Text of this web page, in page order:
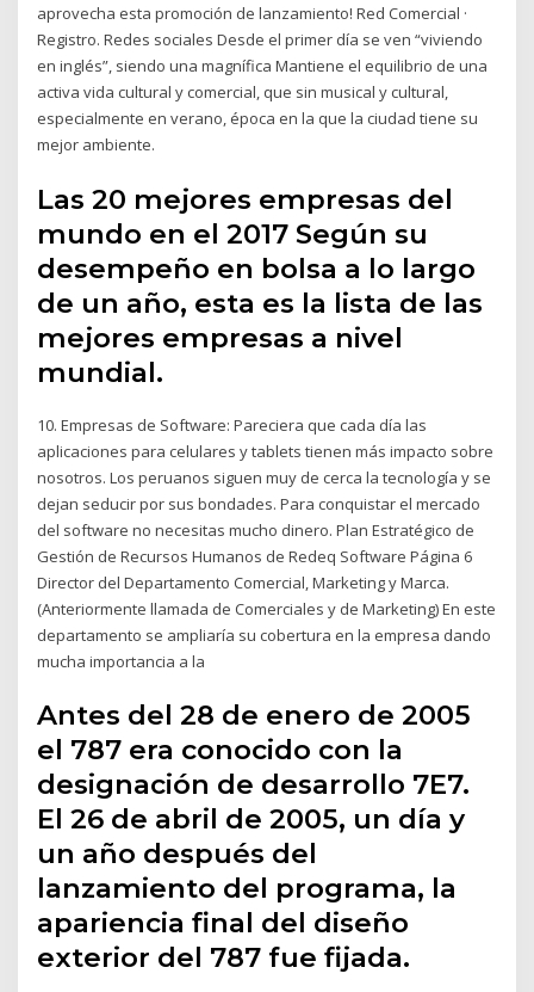
aprovecha esta promoción de lanzamiento! Red Comercial ·
Registro. Redes sociales Desde el primer día se ven “viviendo
en inglés”, siendo una magnífica Mantiene el equilibrio de una
activa vida cultural y comercial, que sin musical y cultural,
especialmente en verano, época en la que la ciudad tiene su
mejor ambiente.
Las 20 mejores empresas del
mundo en el 2017 Según su
desempeño en bolsa a lo largo
de un año, esta es la lista de las
mejores empresas a nivel
mundial.
10. Empresas de Software: Pareciera que cada día las
aplicaciones para celulares y tablets tienen más impacto sobre
nosotros. Los peruanos siguen muy de cerca la tecnología y se
dejan seducir por sus bondades. Para conquistar el mercado
del software no necesitas mucho dinero. Plan Estratégico de
Gestión de Recursos Humanos de Redeq Software Página 6
Director del Departamento Comercial, Marketing y Marca.
(Anteriormente llamada de Comerciales y de Marketing) En este
departamento se ampliaría su cobertura en la empresa dando
mucha importancia a la
Antes del 28 de enero de 2005
el 787 era conocido con la
designación de desarrollo 7E7.
El 26 de abril de 2005, un día y
un año después del
lanzamiento del programa, la
apariencia final del diseño
exterior del 787 fue fijada.